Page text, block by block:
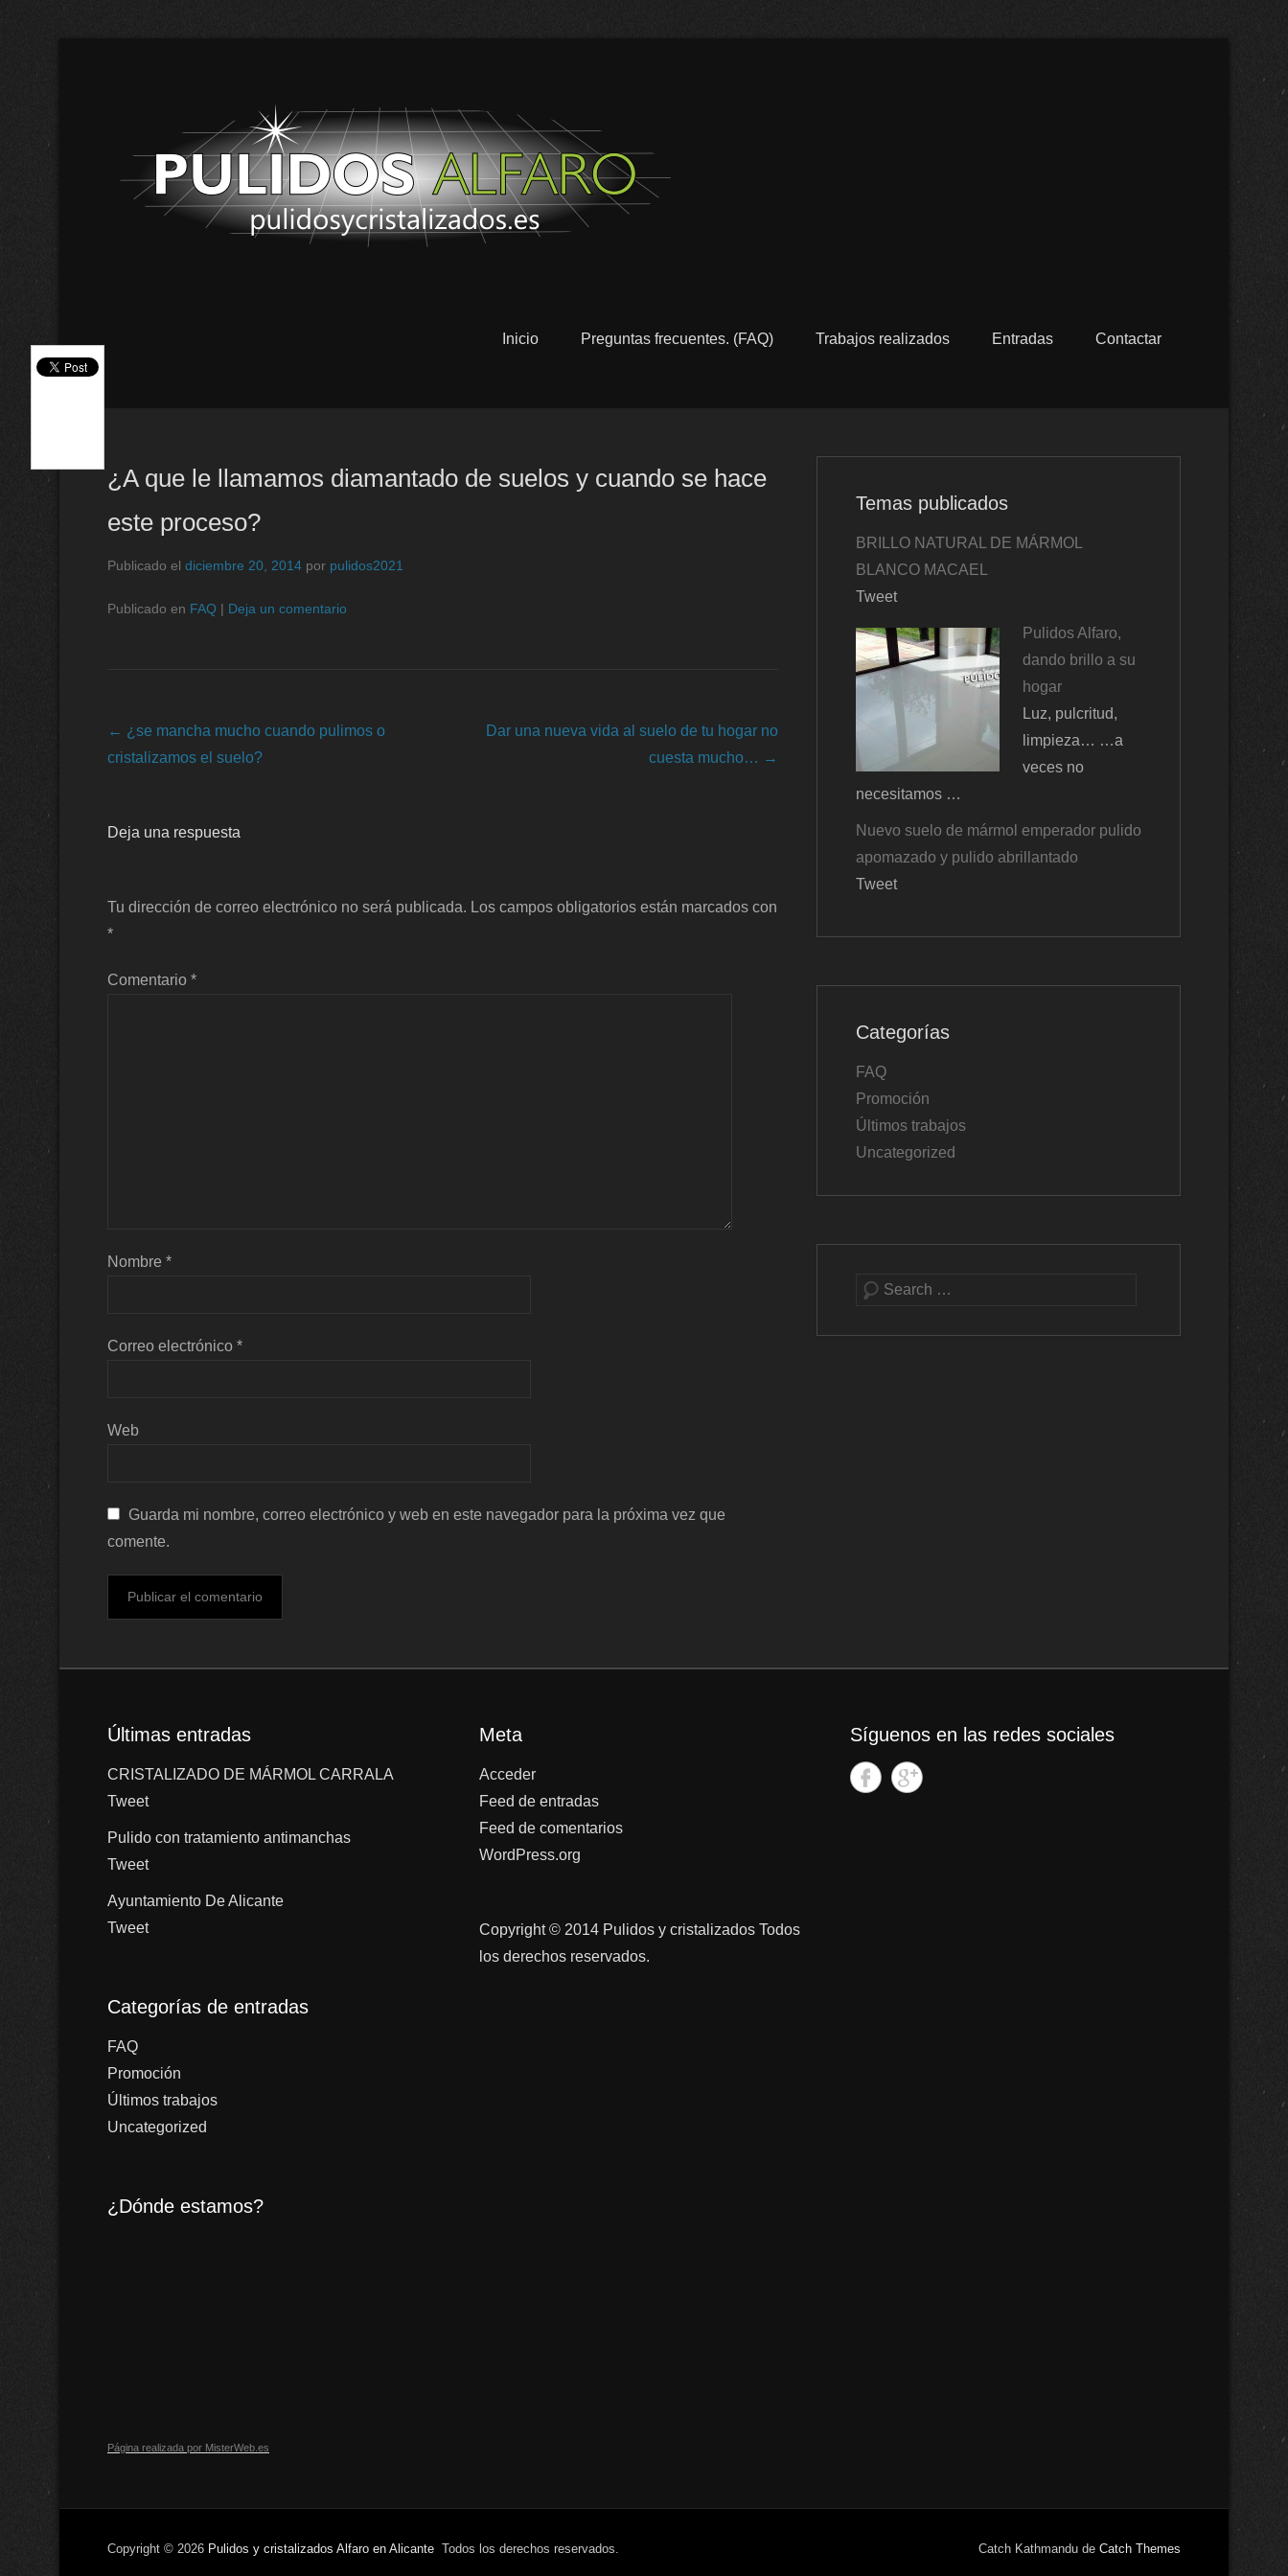
Inicio Preguntas frecuentes. (FAQ) Trabajos realizados Entradas Contactar
¿A que le llamamos diamantado de suelos y cuando se hace
este proceso?
Publicado el diciembre 20, 2014 por pulidos2021
Publicado en FAQ | Deja un comentario
Navegación de entradas
← ¿se mancha mucho cuando pulimos o
cristalizamos el suelo?
Dar una nueva vida al suelo de tu hogar no
cuesta mucho… →
Deja una respuesta
Tu dirección de correo electrónico no será publicada. Los campos obligatorios están marcados con
*
Comentario *
Nombre *
Correo electrónico *
Web
Guarda mi nombre, correo electrónico y web en este navegador para la próxima vez que
comente.
Temas publicados
BRILLO NATURAL DE MÁRMOL
BLANCO MACAEL
Tweet
Pulidos Alfaro,
dando brillo a su
hogar
Luz, pulcritud,
limpieza… …a
veces no
necesitamos …
Nuevo suelo de mármol emperador pulido
apomazado y pulido abrillantado
Tweet
Categorías
FAQ
Promoción
Últimos trabajos
Uncategorized
Buscar
Últimas entradas
CRISTALIZADO DE MÁRMOL CARRALA
Tweet
Pulido con tratamiento antimanchas
Tweet
Ayuntamiento De Alicante
Tweet
Categorías de entradas
FAQ
Promoción
Últimos trabajos
Uncategorized
¿Dónde estamos?
Página realizada por MisterWeb.es
Meta
Acceder
Feed de entradas
Feed de comentarios
WordPress.org
Copyright © 2014 Pulidos y cristalizados Todos
los derechos reservados.
Síguenos en las redes sociales
Copyright © 2026 Pulidos y cristalizados Alfaro en Alicante Todos los derechos reservados. Catch Kathmandu de Catch Themes